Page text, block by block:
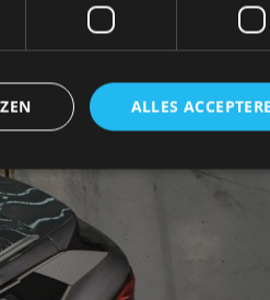
verwezen. Het model
in de verschillende
botsing hoef je je
ALLES
mogelijk, zoals gebruikersaanmelding en
noodzakelijke cookies.